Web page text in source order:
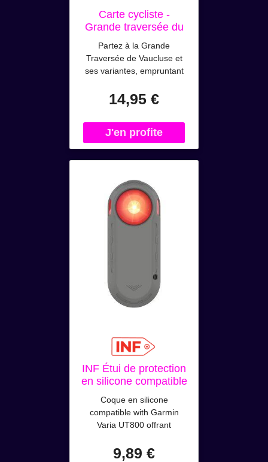
Carte cycliste -
Grande traversée du
Vaucluse à VTT
VTOPO
Partez à la Grande
Traversée de Vaucluse et
ses variantes, empruntant
traversant les paysages
typiques du Vaucluse : Mont
Ventoux, Dentelles de
Montmirail, Monts de
Vaucluse, Grand Luberon,
Petit Luberon. Carte
incluses.
14,95 €
INF Étui de protection
en silicone compatible
with Garmin Varia
UT800 - Coque anti-
choc et anti-poussière
pour feu de vélo Gris
Coque en silicone
compatible with Garmin
Varia UT800 offrant
protection anti-poussière,
9,89 €